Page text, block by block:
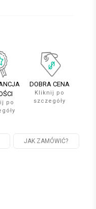
po
DOBRA CENA
Kliknij po
szczegóły
JAK ZAMÓWIĆ?